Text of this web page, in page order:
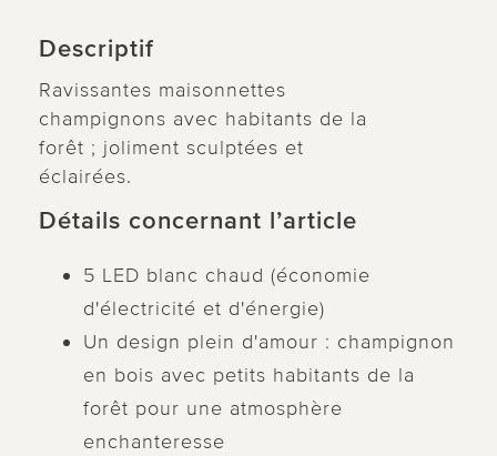
Descriptif
Ravissantes maisonnettes
champignons avec habitants de la
forêt ; joliment sculptées et
éclairées.
Détails concernant l’article
5 LED blanc chaud (économie
d'électricité et d'énergie)
Un design plein d'amour : champignon
en bois avec petits habitants de la
forêt pour une atmosphère
enchanteresse